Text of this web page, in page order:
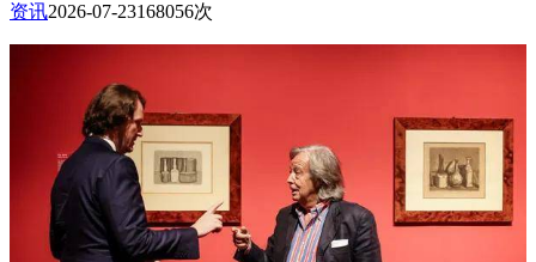
资讯2026-07-23168056次